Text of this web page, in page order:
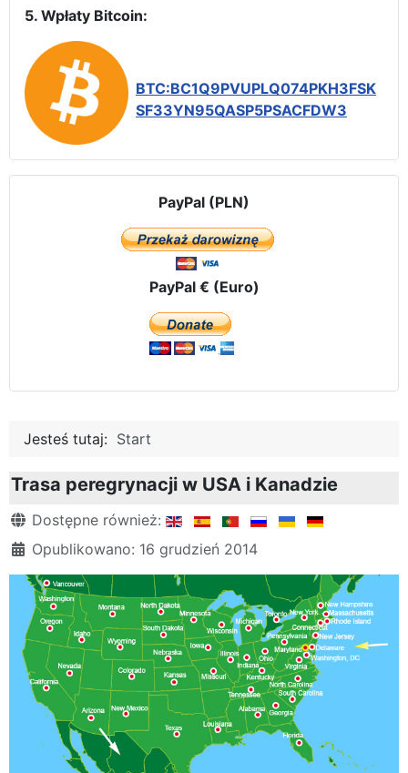
5. Wpłaty Bitcoin:
BTC:BC1Q9PVUPLQ074PKH3FSK
SF33YN95QASP5PSACFDW3
PayPal (PLN)
PayPal € (Euro)
Jesteś tutaj: Start
Trasa peregrynacji w USA i Kanadzie
Szczegóły
Dostępne również:
Opublikowano: 16 grudzień 2014